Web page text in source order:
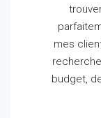
mes
budget,